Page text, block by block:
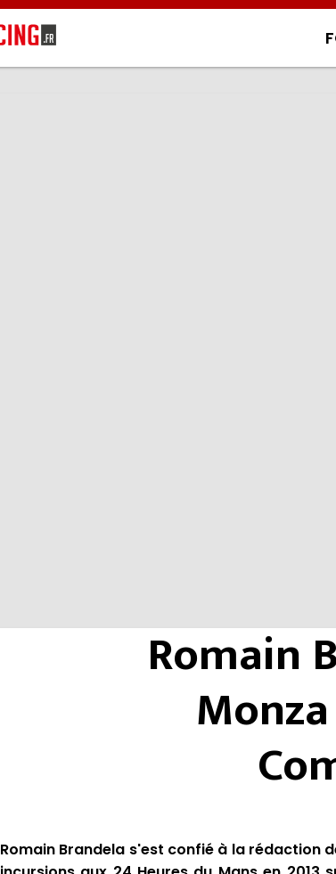
Romain
Romain Brandela s'est confié à la rédaction